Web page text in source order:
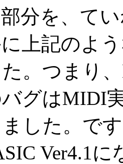
分を、て
上記のよ
。つまり
グはMIDI
した。で
Ver4.1